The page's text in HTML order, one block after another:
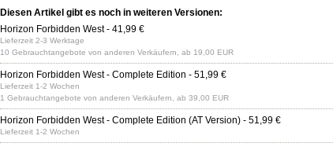
Diesen Artikel gibt es noch in weiteren Versionen:
Horizon Forbidden West- 41,99 €
Lieferzeit 2-3 Werktage
10 Gebrauchtangebote von anderen Verkäufern, ab 19,00 EUR
Horizon Forbidden West - Complete Edition - 51,99 €
Lieferzeit 1-2 Wochen
1 Gebrauchtangebote von anderen Verkäufern, ab 39,00 EUR
Horizon Forbidden West - Complete Edition (AT Version)- 51,99 €
Lieferzeit 1-2 Wochen